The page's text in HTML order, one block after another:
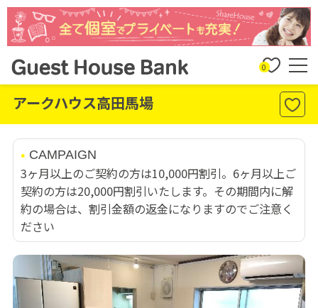
0
アークハウス高田馬場
CAMPAIGN
3ヶ月以上のご契約の方は10,000円割引。6ヶ月以上ご
契約の方は20,000円割引いたします。その期間内に解
約の場合は、割引金額の返金になりますのでご注意く
ださい